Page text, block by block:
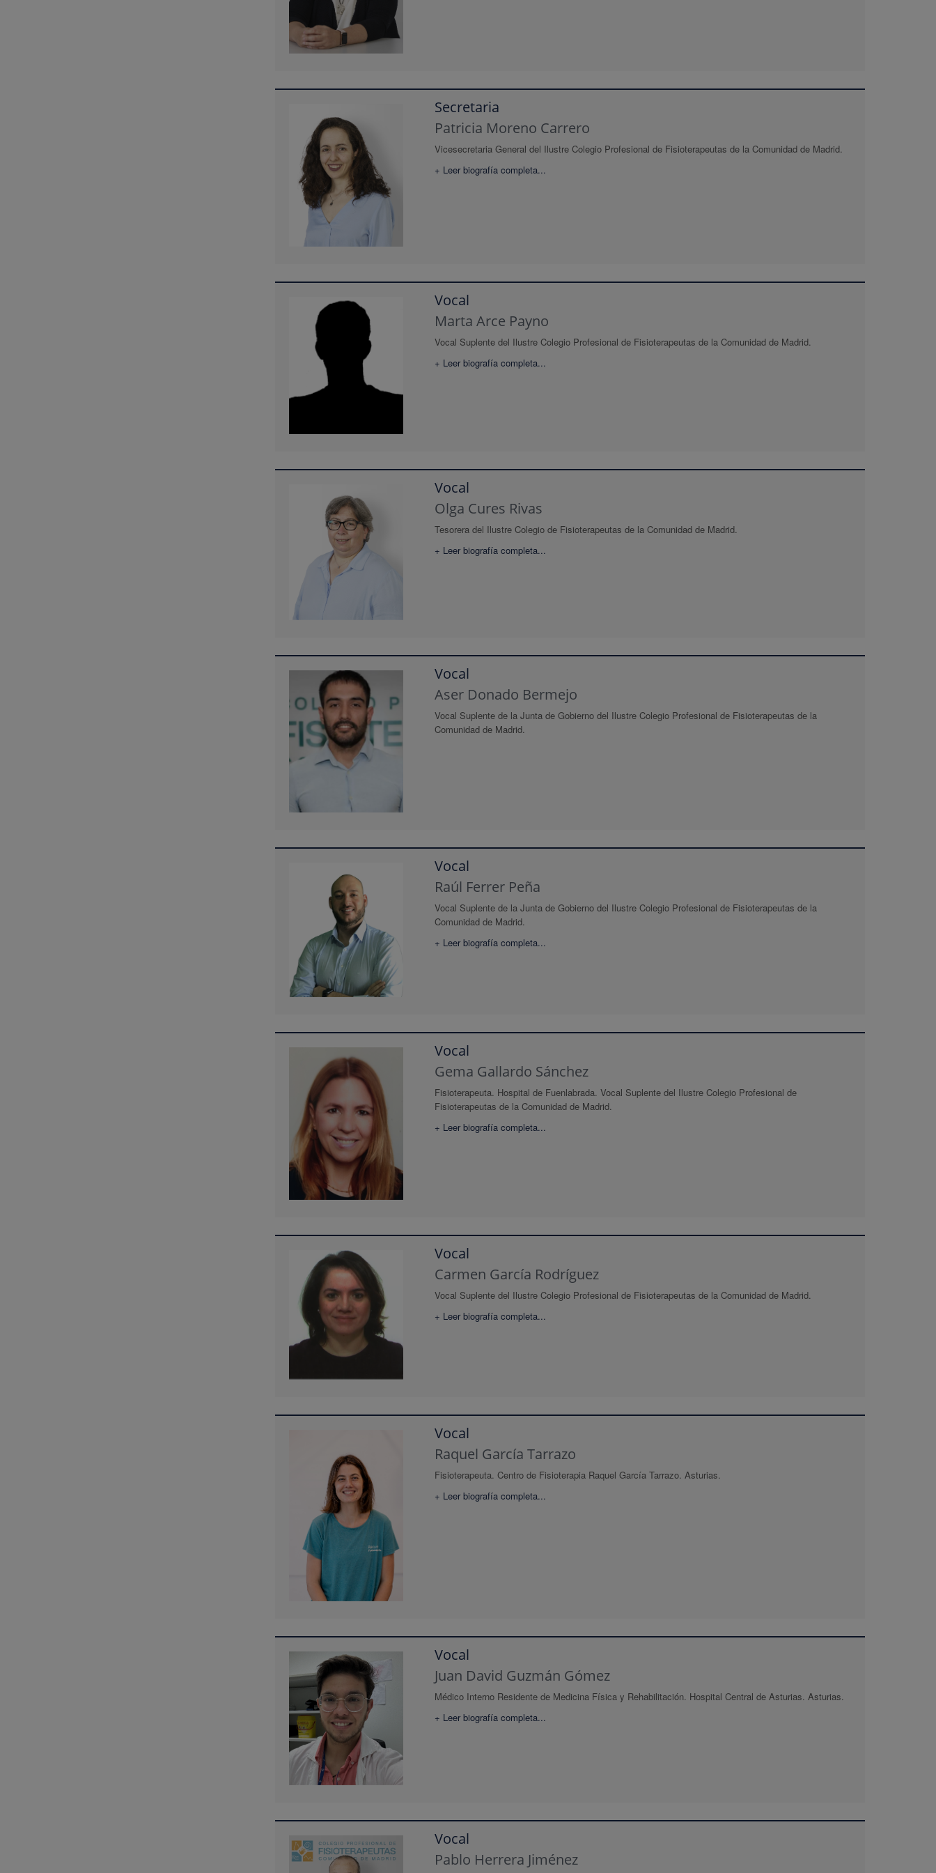
Secretaria
Patricia Moreno Carrero
Vicesecretaria General del Ilustre Colegio Profesional de Fisioterapeutas de la Comunidad de Madrid.
+ Leer biografía completa...
Vocal
Marta Arce Payno
Vocal Suplente del Ilustre Colegio Profesional de Fisioterapeutas de la Comunidad de Madrid.
+ Leer biografía completa...
Vocal
Olga Cures Rivas
Tesorera del Ilustre Colegio de Fisioterapeutas de la Comunidad de Madrid.
+ Leer biografía completa...
Vocal
Aser Donado Bermejo
Vocal Suplente de la Junta de Gobierno del Ilustre Colegio Profesional de Fisioterapeutas de la
Comunidad de Madrid.
Vocal
Raúl Ferrer Peña
Vocal Suplente de la Junta de Gobierno del Ilustre Colegio Profesional de Fisioterapeutas de la
Comunidad de Madrid.
+ Leer biografía completa...
Vocal
Gema Gallardo Sánchez
Fisioterapeuta. Hospital de Fuenlabrada. Vocal Suplente del Ilustre Colegio Profesional de
Fisioterapeutas de la Comunidad de Madrid.
+ Leer biografía completa...
Vocal
Carmen García Rodríguez
Vocal Suplente del Ilustre Colegio Profesional de Fisioterapeutas de la Comunidad de Madrid.
+ Leer biografía completa...
Vocal
Raquel García Tarrazo
Fisioterapeuta. Centro de Fisioterapia Raquel García Tarrazo. Asturias.
+ Leer biografía completa...
Vocal
Juan David Guzmán Gómez
Médico Interno Residente de Medicina Física y Rehabilitación. Hospital Central de Asturias. Asturias.
+ Leer biografía completa...
Vocal
Pablo Herrera Jiménez